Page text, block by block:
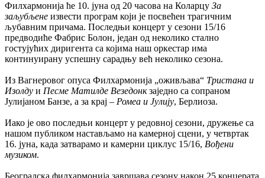
Филхармонија ће 10. јуна од 20 часова на Коларцу За
заљубљене извести програм који је посвећен трагичним
љубавним причама. Последњи концерт у сезони 15/16
предводиће Фабрис Болон, један од неколико стално
гостујућих диригента са којима наш оркестар има
континуирану успешну сарадњу већ неколико сезона.
Из Вагнеровог опуса Филхармонија „оживљава“ Тристана и
Изолду и Песме Матилде Везедонкзаједно са сопраном
Јулијаном Банзе, а за крај – Ромеа и Јулију, Берлиоза.
Иако је ово последњи концерт у редовној сезони, дружење са
нашом публиком настављамо на камерној сцени, у четвртак
16. јуна, када затварамо и камерни циклус 15/16, Вођени
музиком.